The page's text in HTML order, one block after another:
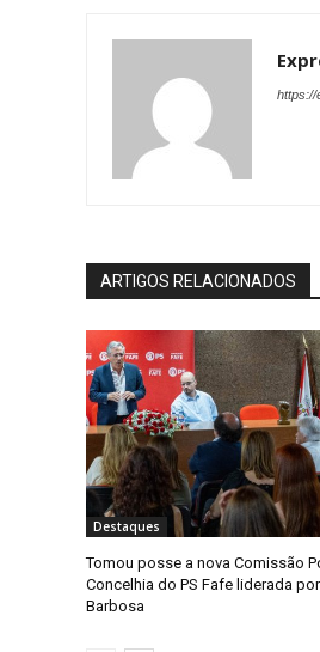
https://
ARTIGOS RELACIONADOS
Destaques
Tomou posse a nova Comissão
Concelhia do PS Fafe liderada
Barbosa